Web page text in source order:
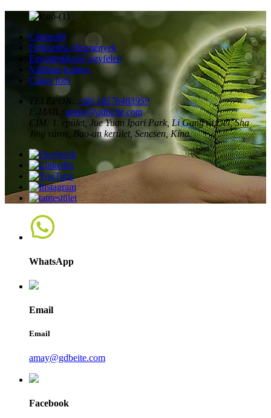
Cégprofil
Fejlesztési előzmények
Együttműködő ügyfelek
Vállalati kultúra
Céges fotó
TELEFON: +86 18576483959
E-MAIL:
amay@gdbeite.com
CÍM: 1. épület, Jue Yuan Ipari Park, Li Gang út Dél, Sha
Jing város, Bao-an kerület, Sencsen, Kína.
WhatsApp
Email
Email
amay@gdbeite.com
Facebook